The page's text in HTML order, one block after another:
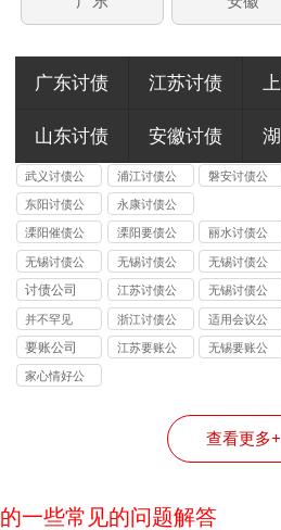
广东讨债 江苏讨债
山东讨债 安徽讨债
武义讨债公
司
浦江讨债公
司
磐安讨债公
东阳讨债公
司
永康讨债公
司
溧阳催债公
司
溧阳要债公
司
丽水讨债公
司
无锡讨债公
司的法律风
险提示：债
权人需警惕
的连带责任
无锡讨债公
司能处理的
债务类型：
个人债、企
业债、特殊
无锡讨债公
司收费标准
揭秘：
10%-40% 抽
成背后的逻
讨债公司
江苏讨债公
司
无锡讨债公
司
并不罕见
浙江讨债公
司
适用会议公
司
要账公司
江苏要账公
无锡要账公
家心情好公
查看更多+
的一些常见的问题解答